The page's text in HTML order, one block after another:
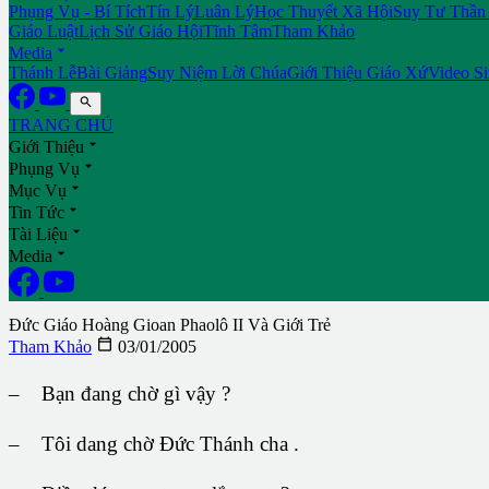
Phụng Vụ - Bí TíchTín LýLuân LýHọc Thuyết Xã HộiSuy Tư
Giáo LuậtLịch Sử Giáo HộiTĩnh TâmTham Khảo
Media 
Thánh LễBài GiảngSuy Niệm Lời ChúaGiới Thiệu Giáo XứVideo

TRANG CHỦ
Giới Thiệu 
Phụng Vụ 
Mục Vụ 
Tin Tức 
Tài Liệu 
Media 
Đức Giáo Hoàng Gioan Phaolô II Và Giới Trẻ
Tham Khảo  03/01/2005
– Bạn đang chờ gì vậy ?
– Tôi dang chờ Đức Thánh cha .